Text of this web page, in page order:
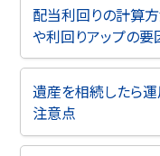
配当利回りの計算
や利回りアップの
遺産を相続したら
注意点